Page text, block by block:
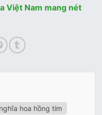
Việt Nam mang nét
hoa hồng tím